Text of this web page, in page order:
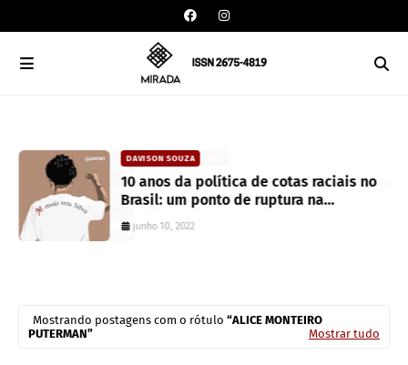
DAVISON SOUZA
10 anos da política de cotas raciais no
Brasil: um ponto de ruptura na
colonialidade
junho 10, 2022
Mostrando postagens com o rótulo
ALICE MONTEIRO
PUTERMAN
Mostrar tudo